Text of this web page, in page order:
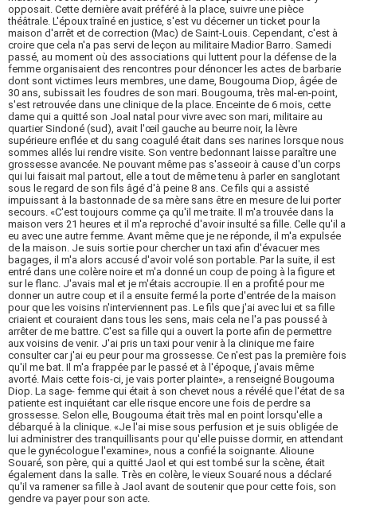
opposait. Cette dernière avait préféré à la place, suivre une pièce
théâtrale. L'époux traîné en justice, s'est vu décerner un ticket pour la
maison d'arrêt et de correction (Mac) de Saint-Louis. Cependant, c'est à
croire que cela n'a pas servi de leçon au militaire Madior Barro. Samedi
passé, au moment où des associations qui luttent pour la défense de la
femme organisaient des rencontres pour dénoncer les actes de barbarie
dont sont victimes leurs membres, une dame, Bougouma Diop, âgée de
30 ans, subissait les foudres de son mari. Bougouma, très mal-en-point,
s'est retrouvée dans une clinique de la place. Enceinte de 6 mois, cette
dame qui a quitté son Joal natal pour vivre avec son mari, militaire au
quartier Sindoné (sud), avait l'œil gauche au beurre noir, la lèvre
supérieure enflée et du sang coagulé était dans ses narines lorsque nous
sommes allés lui rendre visite. Son ventre bedonnant laisse paraître une
grossesse avancée. Ne pouvant même pas s'asseoir à cause d'un corps
qui lui faisait mal partout, elle a tout de même tenu à parler en sanglotant
sous le regard de son fils âgé d'à peine 8 ans. Ce fils qui a assisté
impuissant à la bastonnade de sa mère sans être en mesure de lui porter
secours. «C'est toujours comme ça qu'il me traite. Il m'a trouvée dans la
maison vers 21 heures et il m'a reproché d'avoir insulté sa fille. Celle qu'il a
eu avec une autre femme. Avant même que je ne réponde, il m'a expulsée
de la maison. Je suis sortie pour chercher un taxi afin d'évacuer mes
bagages, il m'a alors accusé d'avoir volé son portable. Par la suite, il est
entré dans une colère noire et m'a donné un coup de poing à la figure et
sur le flanc. J'avais mal et je m'étais accroupie. Il en a profité pour me
donner un autre coup et il a ensuite fermé la porte d'entrée de la maison
pour que les voisins n'interviennent pas. Le fils que j'ai avec lui et sa fille
criaient et couraient dans tous les sens, mais cela ne l'a pas poussé à
arrêter de me battre. C'est sa fille qui a ouvert la porte afin de permettre
aux voisins de venir. J'ai pris un taxi pour venir à la clinique me faire
consulter car j'ai eu peur pour ma grossesse. Ce n'est pas la première fois
qu'il me bat. Il m'a frappée par le passé et à l'époque, j'avais même
avorté. Mais cette fois-ci, je vais porter plainte», a renseigné Bougouma
Diop. La sage- femme qui était à son chevet nous a révélé que l'état de sa
patiente est inquiétant car elle risque encore une fois de perdre sa
grossesse. Selon elle, Bougouma était très mal en point lorsqu'elle a
débarqué à la clinique. «Je l'ai mise sous perfusion et je suis obligée de
lui administrer des tranquillisants pour qu'elle puisse dormir, en attendant
que le gynécologue l'examine», nous a confié la soignante. Alioune
Souaré, son père, qui a quitté Jaol et qui est tombé sur la scène, était
également dans la salle. Très en colère, le vieux Souaré nous a déclaré
qu'il va ramener sa fille à Jaol avant de soutenir que pour cette fois, son
gendre va payer pour son acte.